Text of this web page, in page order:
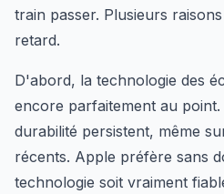
train passer. Plusieurs
retard.
D'abord, la technologie des
encore parfaitement au
durabilité persistent, même
récents. Apple préfère sans
technologie soit vraiment